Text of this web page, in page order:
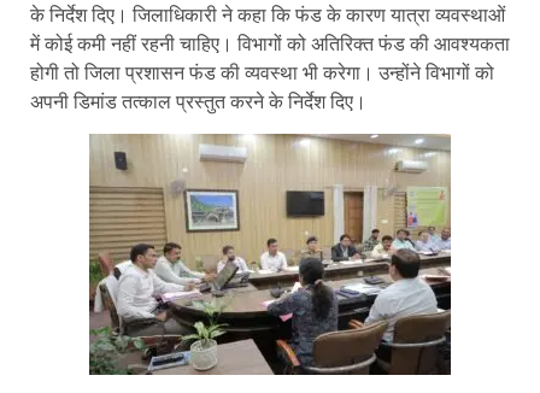
के निर्देश दिए। जिलाधिकारी ने कहा कि फंड के कारण यात्रा व्यवस्थाओं
में कोई कमी नहीं रहनी चाहिए। विभागों को अतिरिक्त फंड की आवश्यकता
होगी तो जिला प्रशासन फंड की व्यवस्था भी करेगा। उन्होंने विभागों को
अपनी डिमांड तत्काल प्रस्तुत करने के निर्देश दिए।